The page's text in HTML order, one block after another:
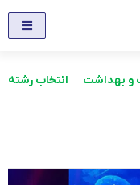
و بهداشت انتخاب رشته